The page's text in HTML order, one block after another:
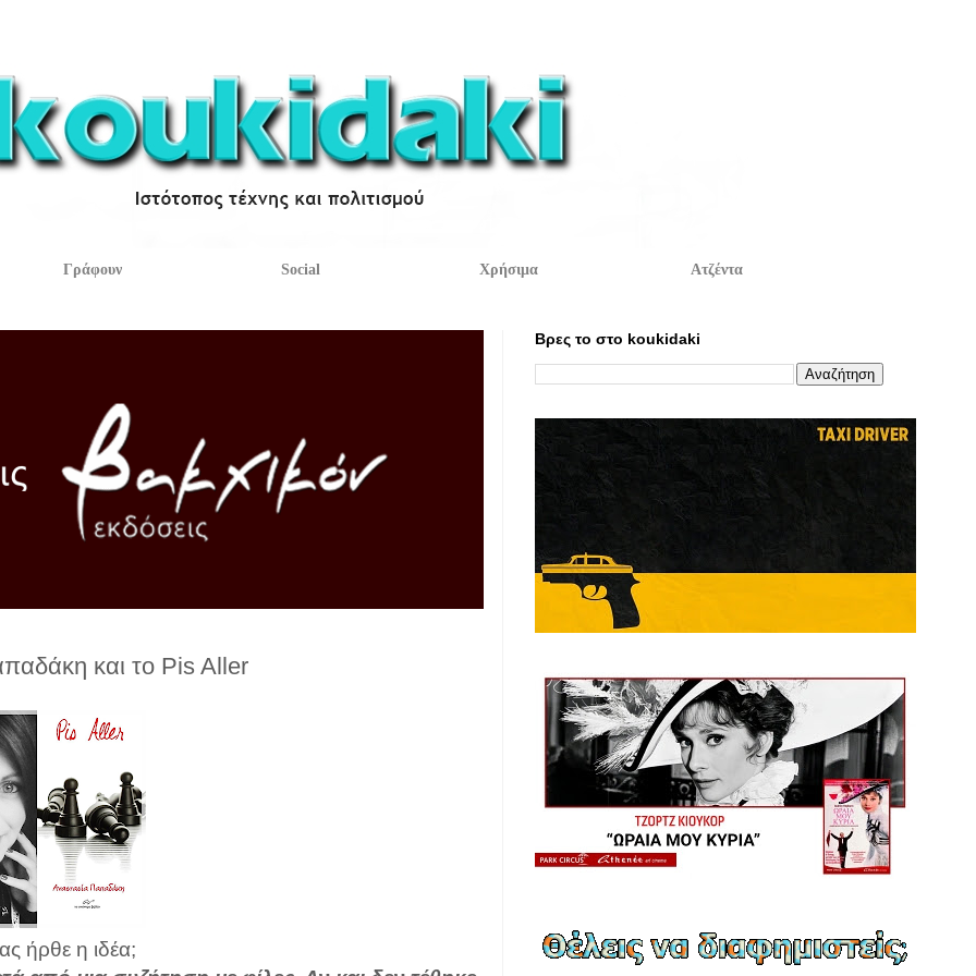
Γράφουν Social Χρήσιμα Ατζέντα
και το Pis Aller
ήρθε η ιδέα;
Βρες το στο koukidaki